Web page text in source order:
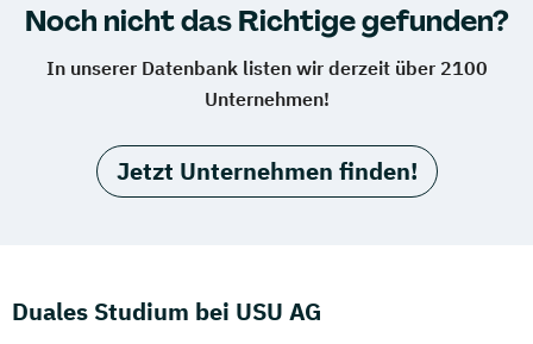
Noch nicht das Richtige gefunden?
In unserer Datenbank listen wir derzeit über 2100
Unternehmen!
Jetzt Unternehmen finden!
Duales Studium bei USU AG